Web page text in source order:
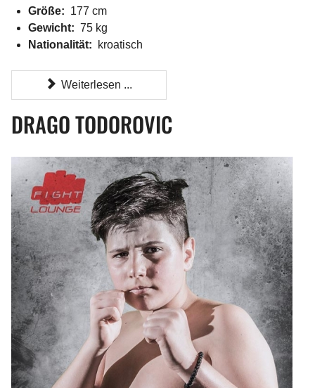
Größe: 177 cm
Gewicht: 75 kg
Nationalität:
kroatisch
Weiterlesen ...
DRAGO TODOROVIC